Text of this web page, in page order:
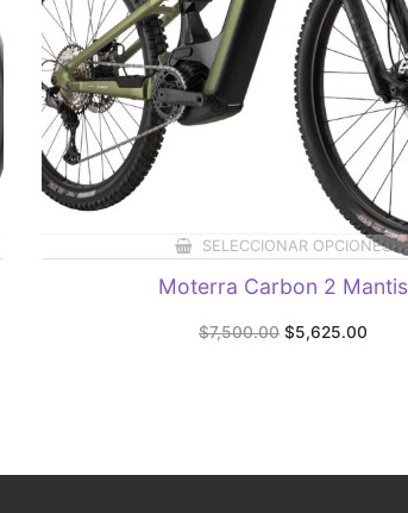
SELECCIONAR OPCIONES
Moterra Carbon 2 Mantis
$7,500.00
Original
price
$5,625.00price